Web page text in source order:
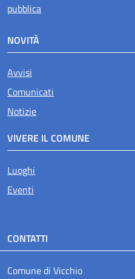
pubblica
NOVITÀ
Avvisi
Comunicati
Notizie
VIVERE IL COMUNE
Luoghi
Eventi
CONTATTI
Comune di Vicchio